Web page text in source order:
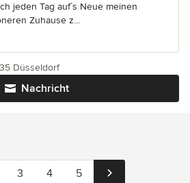
jeden Tag auf`s Neue meinen
Zuhause z...
Nachricht
Düsseldorf
3 4 5